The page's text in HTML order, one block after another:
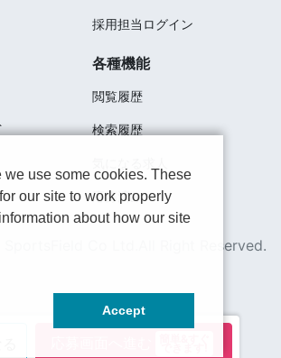
採用担当ログイン
各種機能
閲覧履歴
検索履歴
応募済み
SportsField Co Ltd.All Right Reserved.
we use some cookies. These
our site to work properly
about how our site
Accept